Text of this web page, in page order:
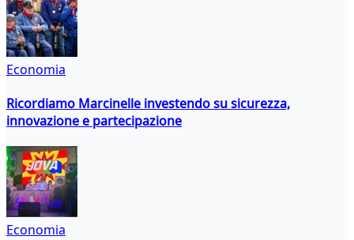
Economia
Ricordiamo Marcinelle investendo su sicurezza,
innovazione e partecipazione
Economia